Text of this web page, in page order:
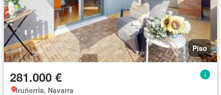
Piso
281.000 €
Iruñerria, Navarra